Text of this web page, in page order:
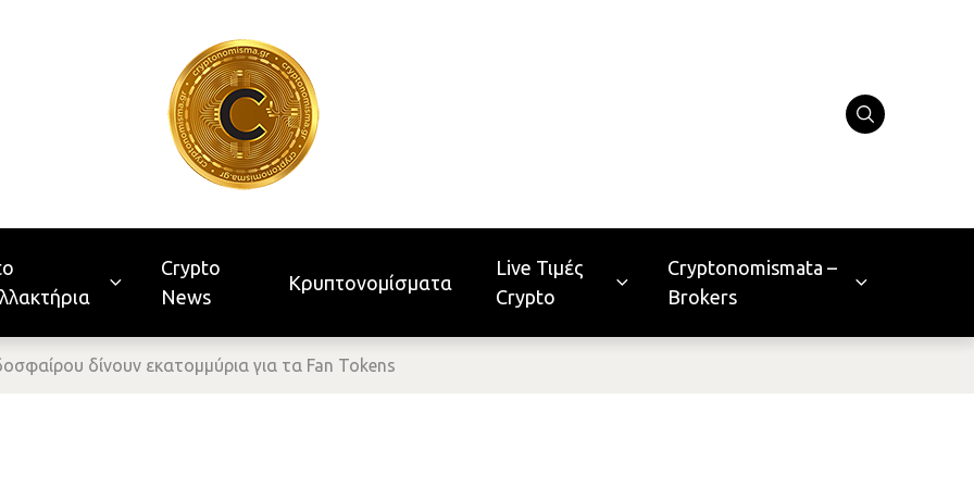
Crypto
News
Κρυπτονομίσματα
Live Τιμές
Crypto
Cryptonomismata –
Brokers
δίνουν εκατομμύρια για τα Fan Tokens